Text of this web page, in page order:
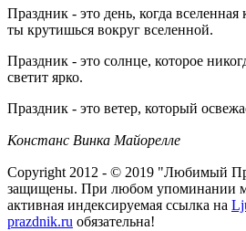
Праздник - это день, когда вселенная
ты крутишься вокруг вселенной.
Праздник - это солнце, которое
светит ярко.
Праздник - это ветер, который
Констанс Винка Майорелле
Copyright 2012 - © 2019 "Любимый
защищены. При любом упоминании
активная индексируемая ссылка на
prazdnik.ru обязательна!